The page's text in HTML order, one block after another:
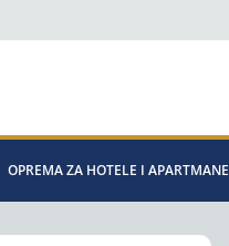
OPREMA ZA HOTELE I APARTMANE